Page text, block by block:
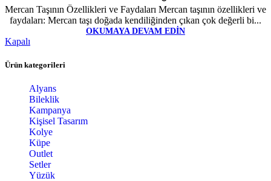
Mercan Taşının Özellikleri ve Faydaları Mercan taşının özellikleri ve
faydaları: Mercan taşı doğada kendiliğinden çıkan çok değerli bi...
OKUMAYA DEVAM EDIN
Kapalı
Ürün kategorileri
Alyans
Bileklik
Kampanya
Kişisel Tasarım
Kolye
Küpe
Outlet
Setler
Yüzük